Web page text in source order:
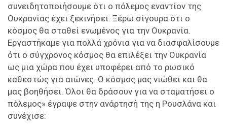
συνειδητοποιήσουμε ότι ο πόλεμος εναντίον της
Ουκρανίας έχει ξεκινήσει. Ξέρω σίγουρα ότι ο
κόσμος θα σταθεί ενωμένος για την Ουκρανία.
Εργαστήκαμε για πολλά χρόνια για να διασφαλίσουμε
ότι ο σύγχρονος κόσμος θα επιλέξει την Ουκρανία
ως μια χώρα που έχει υποφέρει από το ρωσικό
καθεστώς για αιώνες. Ο κόσμος μας νιώθει και θα
μας βοηθήσει. Όλοι θα δράσουν για να σταματήσει ο
πόλεμος» έγραψε στην ανάρτησή της η Ρουσλάνα και
συνέχισε: